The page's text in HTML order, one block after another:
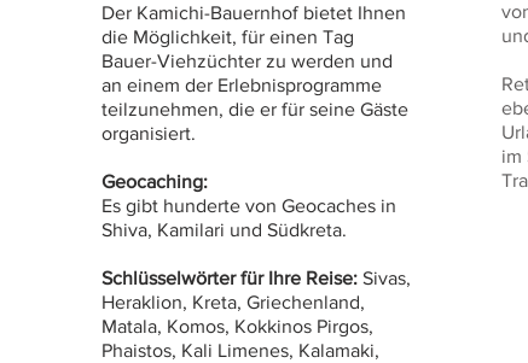
Der Kamichi-Bauernhof bietet Ihnen
die Möglichkeit, für einen Tag
Bauer-Viehzüchter zu werden und
an einem der Erlebnisprogramme
teilzunehmen, die er für seine Gäste
organisiert.
Geocaching:
Es gibt hunderte von Geocaches in
Shiva, Kamilari und Südkreta.
Schlüsselwörter für Ihre Reise: Sivas,
Heraklion, Kreta, Griechenland,
Matala, Komos, Kokkinos Pirgos,
Phaistos, Kali Limenes, Kalamaki,
im